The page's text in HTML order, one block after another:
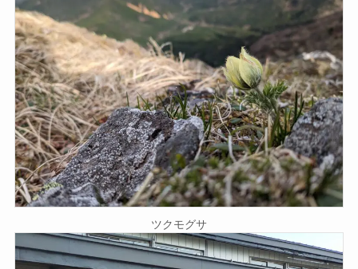
ツクモグサ